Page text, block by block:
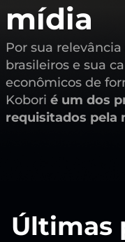
mídia
Por sua
brasileiros e sua
econômicos de
Kobori é um dos
requisitados pela
Últimas